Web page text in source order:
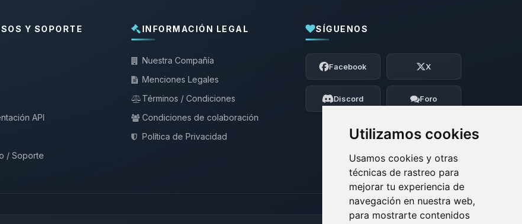
Utilizamos cookies
Usamos cookies y otras
técnicas de rastreo para
mejorar tu experiencia de
navegación en nuestra web,
para mostrarte contenidos
Y SOPORTE
API
/ Soporte
INFORMACIÓN LEGAL
Nuestra Compañía
Menciones Legales
Términos / Condiciones
Condiciones de colaboración
Política de Privacidad
SÍGUENOS
Facebook X
Discord Foro
Yupi, por fin alguien con quien hablar!
Soy Choupy, tu pequeno asistente de
BoxToPlay. Cuentame que necesitas y
moveré mis pequenos circuitos para
ayudarte.
09/08/2026 08:17